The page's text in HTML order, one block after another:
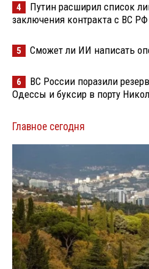
4
Путин расширил список
заключения контракта с ВС РФ
5 Сможет ли ИИ написать
6
ВС России поразили
Одессы и буксир в порту
Главное сегодня